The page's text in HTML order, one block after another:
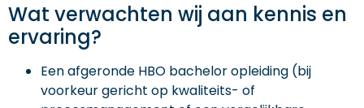
Wat verwachten wij aan kennis en
ervaring?
Een afgeronde HBO bachelor opleiding (bij
voorkeur gericht op kwaliteits- of